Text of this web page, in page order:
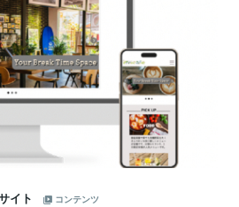
イト
コンテンツ